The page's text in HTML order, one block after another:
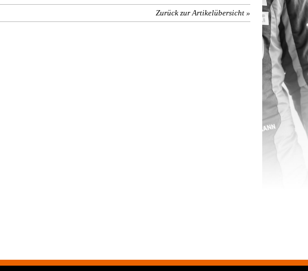
Zurück zur Artikelübersicht »